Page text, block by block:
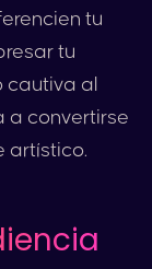
tu
tu
cautiva al
a convertirse
artístico.